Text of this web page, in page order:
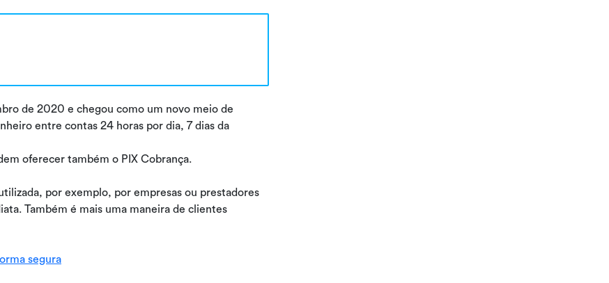
de 2020 e chegou como um novo meio de
entre contas 24 horas por dia, 7 dias da
oferecer também o PIX Cobrança.
por exemplo, por empresas ou prestadores
Também é mais uma maneira de clientes
segura